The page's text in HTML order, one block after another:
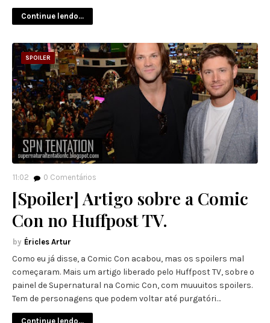
Continue lendo...
SPOILER
11:02 0 Comentários
[Spoiler] Artigo sobre a Comic
Con no Huffpost TV.
Éricles Artur
Como eu já disse, a Comic Con acabou, mas os spoilers mal
começaram. Mais um artigo liberado pelo Huffpost TV, sobre o
painel de Supernatural na Comic Con, com muuuitos spoilers.
Tem de personagens que podem voltar até purgatóri…
Continue lendo...